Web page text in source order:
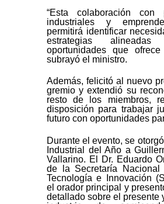
“Esta colaboración con
industriales y
permitirá identificar
estrategias
oportunidades que
subrayó el ministro.
Además, felicitó al nuevo
gremio y extendió su
resto de los miembros,
disposición para trabajar
futuro con oportunidades
Durante el evento, se
Industrial del Año a
Vallarino. El Dr. Eduardo
de la Secretaría Nacional
Tecnología e Innovación
el orador principal y
detallado sobre el presente